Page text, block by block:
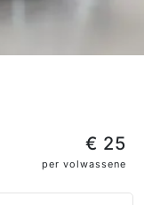
€ 25
per volwassene